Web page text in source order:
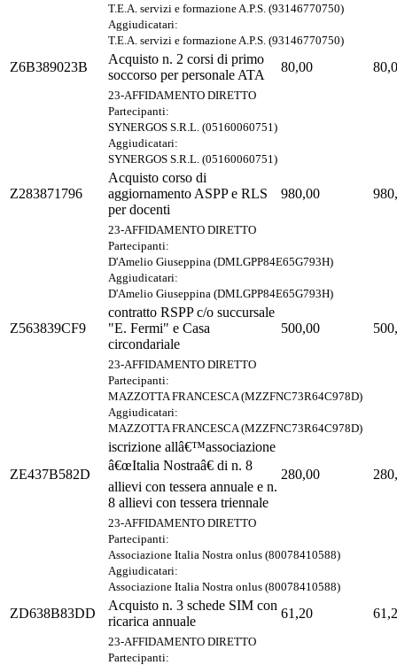
T.E.A. servizi e formazione A.P.S. (93146770750)
Aggiudicatari:
T.E.A. servizi e formazione A.P.S. (93146770750)
Z6B389023B
Acquisto n. 2 corsi di primo
soccorso per personale ATA
80,00
23-AFFIDAMENTO DIRETTO
Partecipanti:
SYNERGOS S.R.L. (05160060751)
Aggiudicatari:
SYNERGOS S.R.L. (05160060751)
Z283871796
Acquisto corso di
aggiornamento ASPP e RLS
per docenti
980,00
23-AFFIDAMENTO DIRETTO
Partecipanti:
D'Amelio Giuseppina (DMLGPP84E65G793H)
Aggiudicatari:
D'Amelio Giuseppina (DMLGPP84E65G793H)
Z563839CF9
contratto RSPP c/o succursale
"E. Fermi" e Casa
circondariale
500,00
23-AFFIDAMENTO DIRETTO
Partecipanti:
MAZZOTTA FRANCESCA (MZZFNC73R64C978D)
Aggiudicatari:
MAZZOTTA FRANCESCA (MZZFNC73R64C978D)
ZE437B582D
iscrizione allâ€™associazione
â€œItalia Nostraâ€ di n. 8
allievi con tessera annuale e n.
8 allievi con tessera triennale
280,00
23-AFFIDAMENTO DIRETTO
Partecipanti:
Associazione Italia Nostra onlus (80078410588)
Aggiudicatari:
Associazione Italia Nostra onlus (80078410588)
ZD638B83DD
Acquisto n. 3 schede SIM con
ricarica annuale
61,20
23-AFFIDAMENTO DIRETTO
Partecipanti: